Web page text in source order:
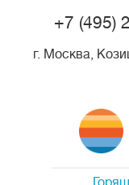
+7 (495)
г. Москва,